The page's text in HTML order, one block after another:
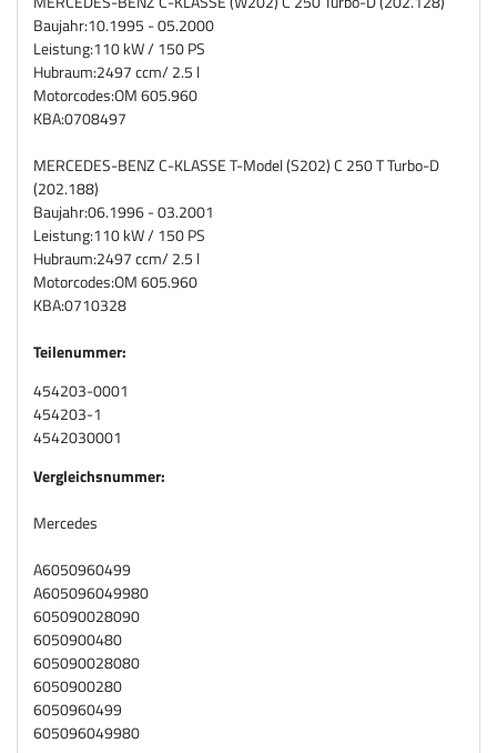
Baujahr:10.1995 - 05.2000
Leistung:110 kW / 150 PS
Hubraum:2497 ccm/ 2.5 l
Motorcodes:OM 605.960
KBA:0708497
MERCEDES-BENZ C-KLASSE T-Model (S202) C 250 T Turbo-D
(202.188)
Baujahr:06.1996 - 03.2001
Leistung:110 kW / 150 PS
Hubraum:2497 ccm/ 2.5 l
Motorcodes:OM 605.960
KBA:0710328
Teilenummer:
454203-0001
454203-1
4542030001
Vergleichsnummer:
Mercedes
A6050960499
A605096049980
605090028090
6050900480
605090028080
6050900280
6050960499
605096049980